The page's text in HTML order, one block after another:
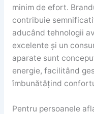
minim de efort.
contribuie
aducând tehnologii
excelente și un
aparate sunt
energie, facilitând
îmbunătățind
Pentru persoanele